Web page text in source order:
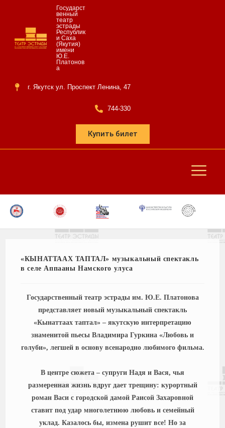
Государст
венный
театр
эстрады
Республик
и Саха
(Якутия)
имени
Ю.Е.
Платонов
а
г. Якутск ул. Проспект Ленина, 47
744-330
Купить билет
«КЫНАТТААХ ТАПТАЛ» музыкальный спектакль
в селе Аппааны Намского улуса
Государственный театр эстрады им. Ю.Е. Платонова
представляет новый музыкальный спектакль
«Кынаттаах таптал» – якутскую интерпретацию
знаменитой пьесы Владимира Гуркина «Любовь и
голуби», легшей в основу всенародно любимого фильма.
В центре сюжета – супруги Надя и Вася, чья
размеренная жизнь вдруг дает трещину: курортный
роман Васи с городской дамой Раисой Захаровной
ставит под удар многолетнюю любовь и семейный
уклад. Казалось бы, измена рушит все! Но за